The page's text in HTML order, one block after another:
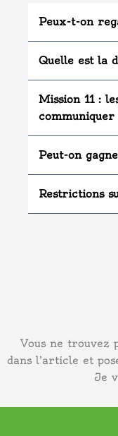
Peux-t-on
Quelle est la
Mission 11 :
communiquer
Peut-on
Restrictions
Vous ne trouvez
dans l’article et
Je